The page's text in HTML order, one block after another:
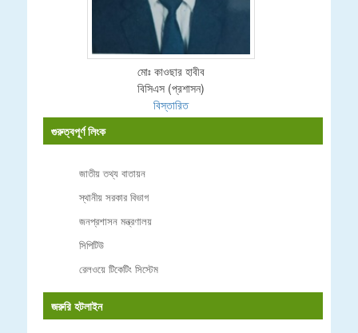
মোঃ কাওছার হাবীব
বিসিএস (প্রশাসন)
বিস্তারিত
গুরুত্বপূর্ণ লিংক
জাতীয় তথ্য বাতায়ন
স্থানীয় সরকার বিভাগ
জনপ্রশাসন মন্ত্রণালয়
সিপিটিউ
রেলওয়ে টিকেটিং সিস্টেম
জরুরি হটলাইন